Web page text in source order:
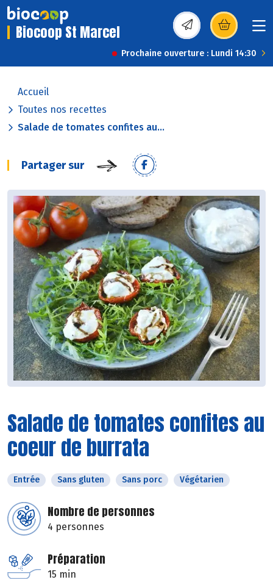
Biocoop St Marcel (s’ouvre dans une
Prochaine ouverture : Lundi 14:30
Accueil
Toutes nos recettes
Salade de tomates confites au...
Partager sur
Salade de tomates confites au
coeur de burrata
Entrée Sans gluten Sans porc Végétarien
Nombre de personnes
4 personnes
Préparation
15 min